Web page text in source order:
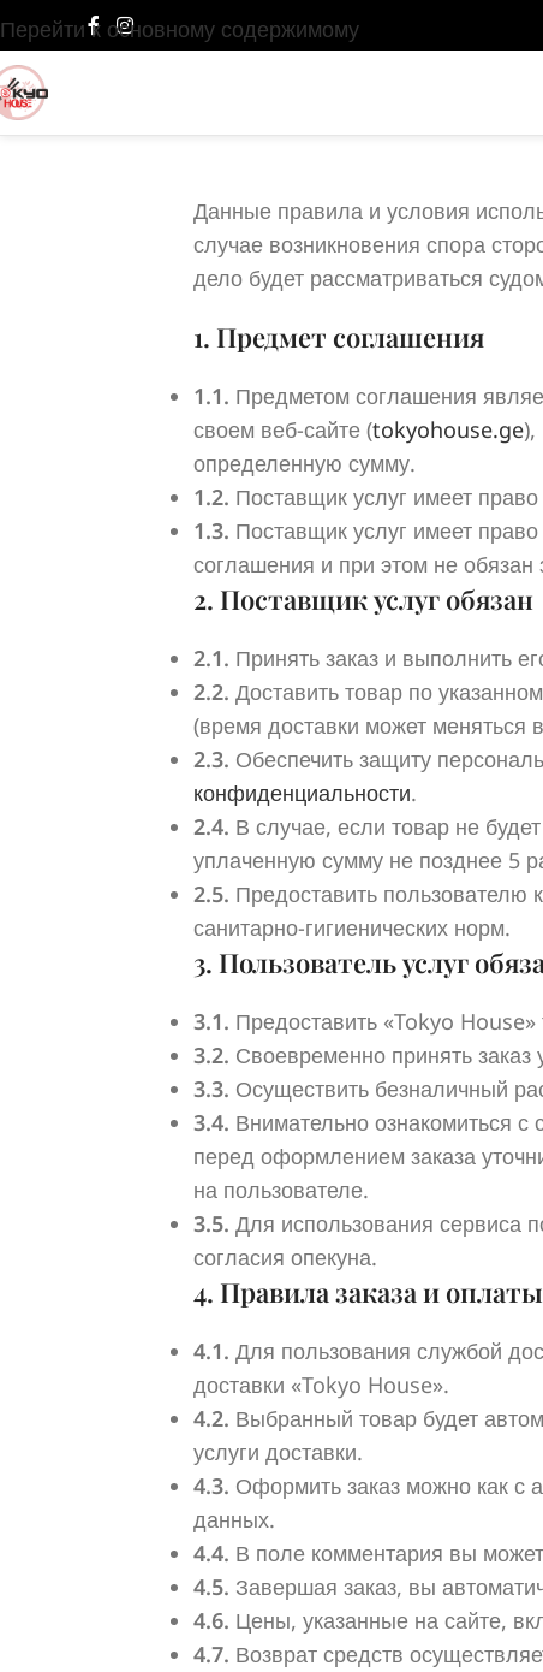
Перейти к основному содержимому
Данные правила и условия
случае возникновения спора
дело будет рассматриваться
1. Предмет соглашения
1.1. Предметом соглашения
своем веб-сайте (tokyohouse.ge),
определенную сумму.
1.2. Поставщик услуг имеет
1.3. Поставщик услуг имеет
соглашения и при этом не
2. Поставщик услуг обязан
2.1. Принять заказ и выполнить
2.2. Доставить товар по
(время доставки может
2.3. Обеспечить защиту
конфиденциальности.
2.4. В случае, если товар не
уплаченную сумму не позднее 5
2.5. Предоставить пользователю
санитарно-гигиенических норм.
3. Пользователь услуг
3.1. Предоставить «Tokyo
3.2. Своевременно принять заказ
3.3. Осуществить безналичный
3.4. Внимательно ознакомиться
перед оформлением заказа
на пользователе.
3.5. Для использования сервиса
согласия опекуна.
4. Правила заказа и оплаты
4.1. Для пользования службой
доставки «Tokyo House».
4.2. Выбранный товар будет
услуги доставки.
4.3. Оформить заказ можно как с
данных.
4.4. В поле комментария вы
4.5. Завершая заказ, вы
4.6. Цены, указанные на сайте,
4.7. Возврат средств